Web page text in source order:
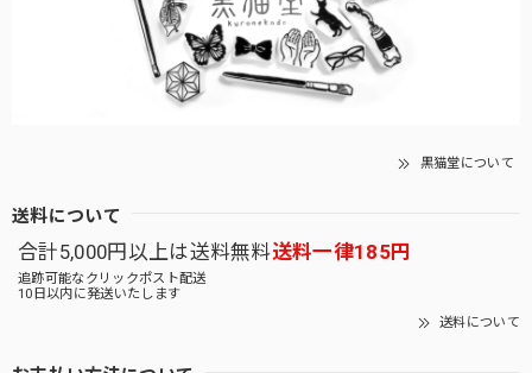
黒猫堂について
送料について
合計5,000円以上は送料無料送料一律185円
追跡可能なクリックポスト配送
10日以内に発送いたします
送料について